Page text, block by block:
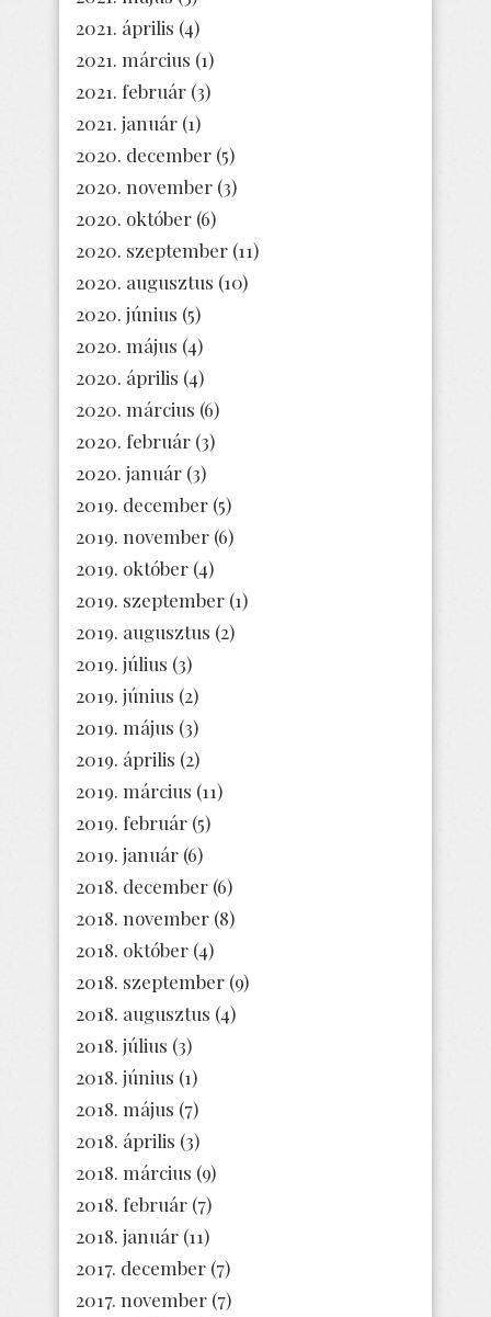
2021. április (4)
2021. március (1)
2021. február (3)
2021. január (1)
2020. december (5)
2020. november (3)
2020. október (6)
2020. szeptember (11)
2020. augusztus (10)
2020. június (5)
2020. május (4)
2020. április (4)
2020. március (6)
2020. február (3)
2020. január (3)
2019. december (5)
2019. november (6)
2019. október (4)
2019. szeptember (1)
2019. augusztus (2)
2019. július (3)
2019. június (2)
2019. május (3)
2019. április (2)
2019. március (11)
2019. február (5)
2019. január (6)
2018. december (6)
2018. november (8)
2018. október (4)
2018. szeptember (9)
2018. augusztus (4)
2018. július (3)
2018. június (1)
2018. május (7)
2018. április (3)
2018. március (9)
2018. február (7)
2018. január (11)
2017. december (7)
2017. november (7)